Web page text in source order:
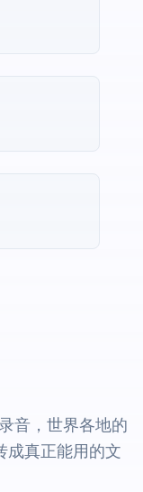
音，世界各地的
成真正能用的文